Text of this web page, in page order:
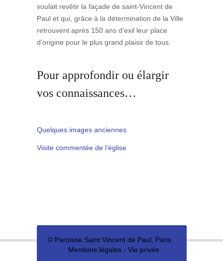
voulait revêtir la façade de saint-Vincent de
Paul et qui, grâce à la détermination de la Ville
retrouvent après 150 ans d’exil leur place
d’origine pour le plus grand plaisir de tous.
Pour approfondir ou élargir
vos connaissances…
Quelques images anciennes
Visite commentée de l’église
© Paroisse Saint Vincent de Paul, Paris
Mentions légales- Vie privée